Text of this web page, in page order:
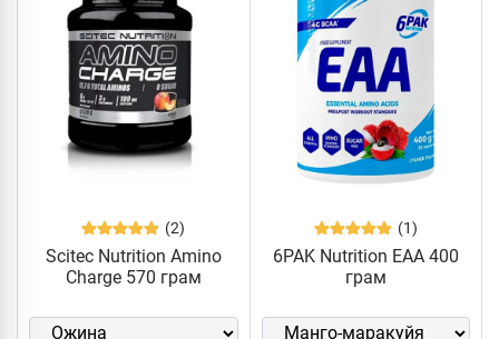
(2)
Scitec Nutrition Amino
Charge 570 грам
(1)
6PAK Nutrition EAA 400
грам